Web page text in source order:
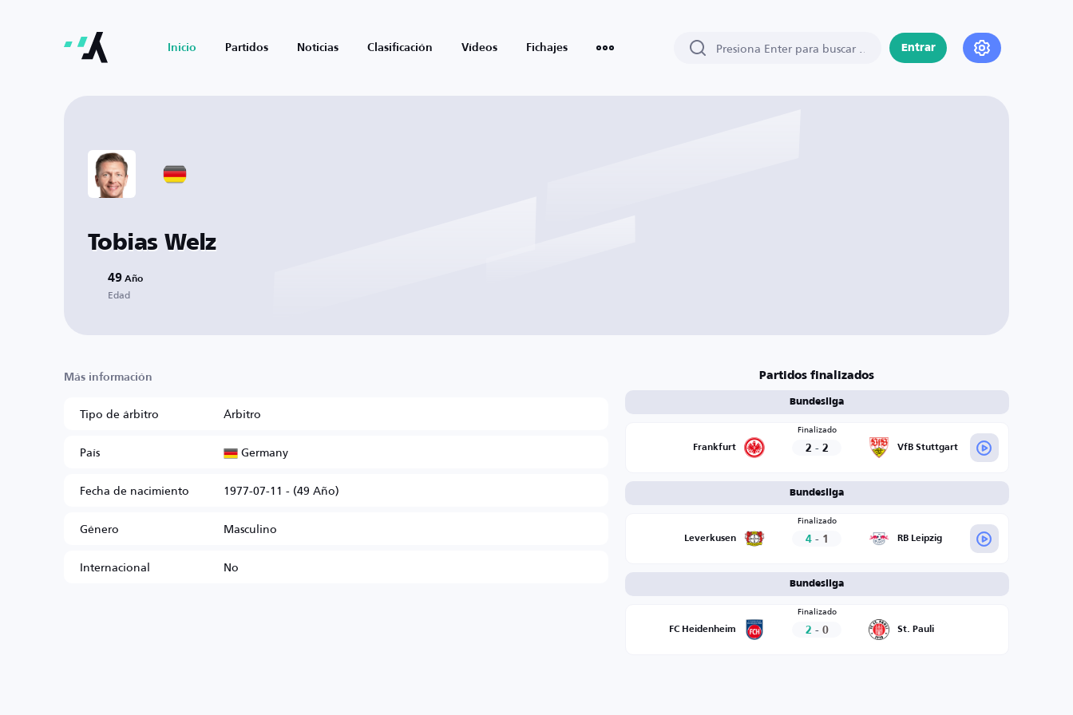
Inicio Partidos Noticias Clasificación Vídeos Fichajes Entrar
Tobias Welz
49 Año
Edad
Más información
Tipo de árbitro
Árbitro
País
Germany
Fecha de nacimiento
1977-07-11 - (49 Año)
Género
Masculino
Internacional
No
Partidos finalizados
Bundesliga
Frankfurt
Finalizado
2 - 2 VfB Stuttgart
Bundesliga
Leverkusen
Finalizado
4 - 1 RB Leipzig
Bundesliga
FC Heidenheim
Finalizado
2 - 0 St. Pauli